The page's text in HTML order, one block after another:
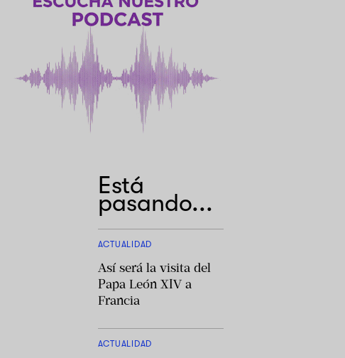
Está
pasando...
ACTUALIDAD
Así será la visita del
Papa León XIV a
Francia
ACTUALIDAD